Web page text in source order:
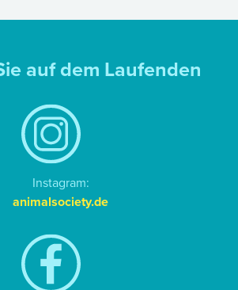
auf dem Laufenden
Instagram:
animalsociety.de